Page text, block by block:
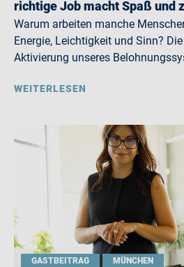
richtige Job macht Spaß und
Warum arbeiten manche
Energie, Leichtigkeit und Sinn?
Aktivierung unseres
WEITERLESEN
GASTBEITRAG MÜNCHEN